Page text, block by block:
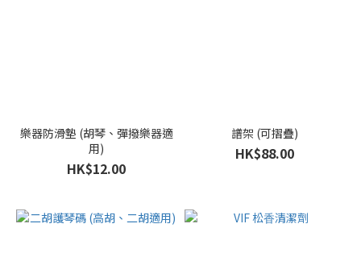
樂器防滑墊 (胡琴、彈撥樂器適
用)
HK$12.00
譜架 (可摺疊)
HK$88.00